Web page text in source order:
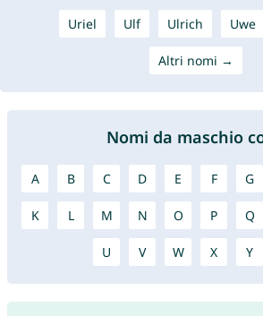
Uriel Ulf Ulrich Uwe
Altri nomi →
Nomi da maschio
A B C D E F G
K L M N O P Q
U V W X Y